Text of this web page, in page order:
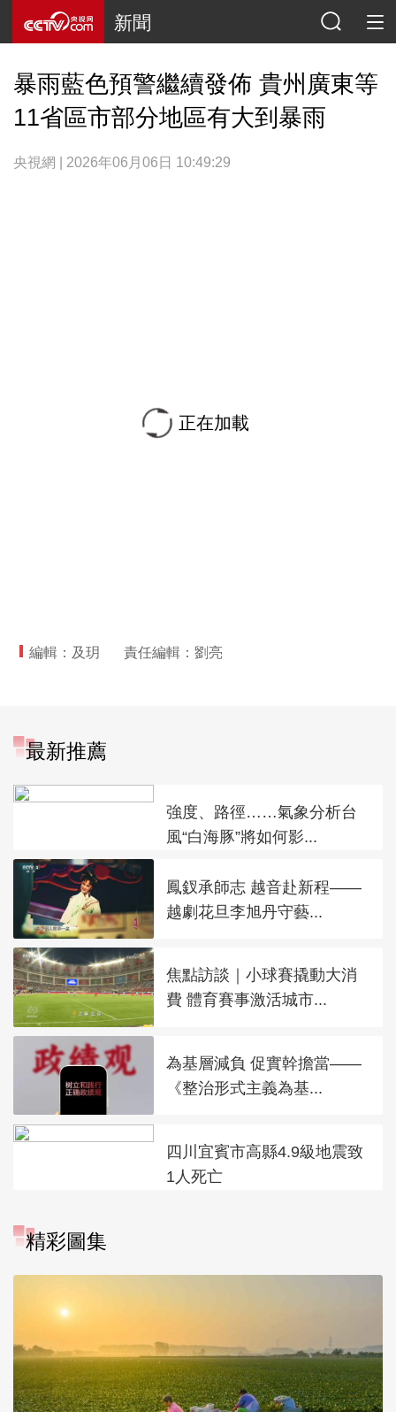
新聞
暴雨藍色預警繼續發佈 貴州廣東等
11省區市部分地區有大到暴雨
央視網 | 2026年06月06日 10:49:29
正在加載
編輯：及玥 責任編輯：劉亮
最新推薦
強度、路徑……氣象分析台
風“白海豚”將如何影...
鳳釵承師志 越音赴新程——
越劇花旦李旭丹守藝...
焦點訪談｜小球賽撬動大消
費 體育賽事激活城市...
為基層減負 促實幹擔當——
《整治形式主義為基...
四川宜賓市高縣4.9級地震致
1人死亡
精彩圖集